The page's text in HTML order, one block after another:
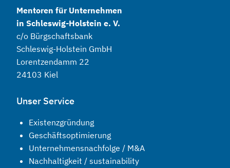
Mentoren für Unternehmen
in Schleswig-Holstein e. V.
c/o Bürgschaftsbank
Schleswig-Holstein GmbH
Lorentzendamm 22
24103 Kiel
Unser Service
Existenzgründung
Geschäftsoptimierung
Unternehmensnachfolge / M&A
Nachhaltigkeit / sustainability